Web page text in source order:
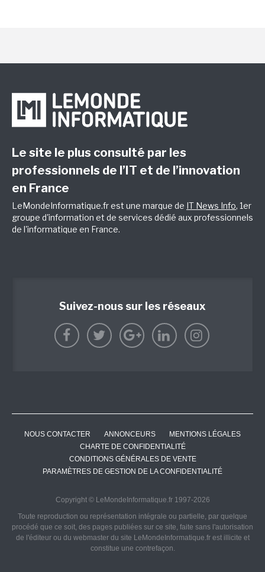
Le site le plus consulté par les
professionnels de l’IT et de l’innovation
en France
LeMondeInformatique.fr est une marque de IT News Info, 1er
groupe d'information et de services dédié aux professionnels
de l'informatique en France.
Suivez-nous sur les réseaux
NOUS CONTACTER ANNONCEURS
MENTIONS LÉGALES
CHARTE DE CONFIDENTIALITÉ
CONDITIONS GÉNÉRALES DE VENTE
PARAMÈTRES DE GESTION DE LA CONFIDENTIALITÉ
Copyright © LeMondeInformatique.fr 1997-2026
Toute reproduction ou représentation intégrale ou partielle, par quelque
procédé que ce soit, des pages publiées sur ce site, faite sans l'autorisation
de l'éditeur ou du webmaster du site LeMondeInformatique.fr est illicite et
constitue une contrefaçon.